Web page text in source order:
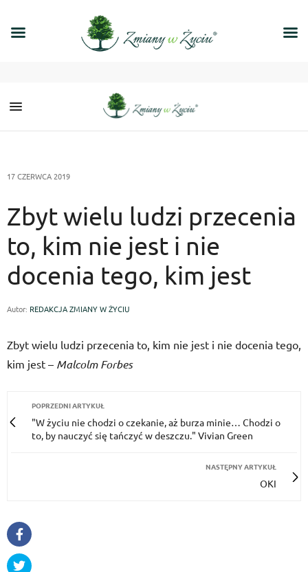
17 CZERWCA 2019
Zbyt wielu ludzi przecenia
to, kim nie jest i nie
docenia tego, kim jest
Autor: REDAKCJA ZMIANY W ŻYCIU
Zbyt wielu ludzi przecenia to, kim nie jest i nie docenia tego,
kim jest – Malcolm Forbes
POPRZEDNI ARTYKUŁ
"W życiu nie chodzi o czekanie, aż burza minie… Chodzi o
to, by nauczyć się tańczyć w deszczu." Vivian Green
NASTĘPNY ARTYKUŁ
OKI